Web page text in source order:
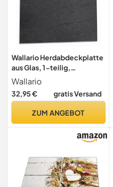
Wallario Herdabdeckplatte
aus Glas, 1-teilig,
60x52cm, Schwarze
Schiefertafel Optik
Steintafel
Wallario
32,95 € gratis Versand
ZUM ANGEBOT